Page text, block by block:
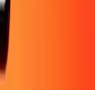
Centre d'aide
Inc. Tous droits